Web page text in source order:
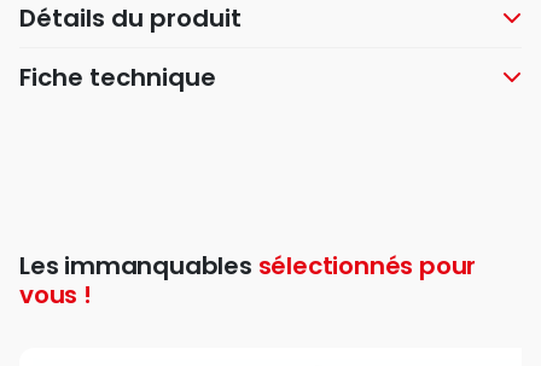
Détails du produit
Fiche technique
Les immanquables sélectionnés pour
vous !